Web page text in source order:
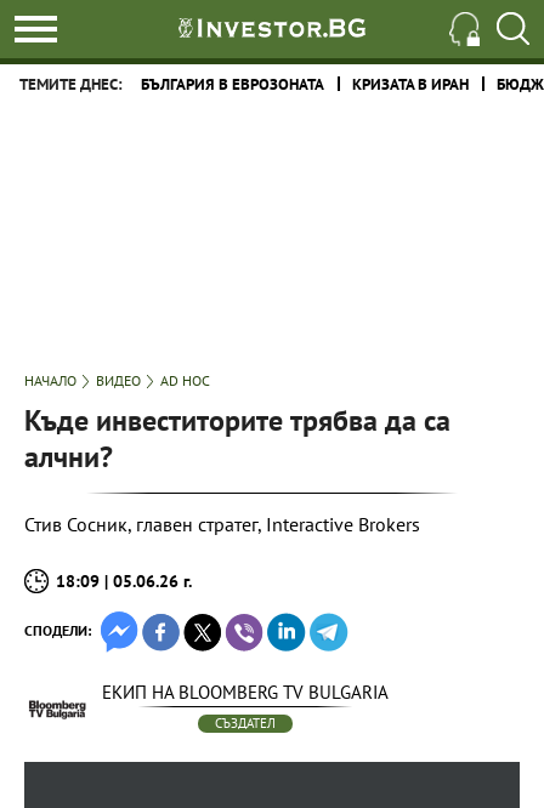
ТЕМИТЕ ДНЕС: БЪЛГАРИЯ В ЕВРОЗОНАТА КРИЗАТА В ИРАН
НАЧАЛО ВИДЕО AD HOC
Къде инвеститорите трябва да са
алчни?
Стив Сосник, главен стратег, Interactive Brokers
18:09 | 05.06.26 г.
СПОДЕЛИ:
ЕКИП НА BLOOMBERG TV BULGARIA
СЪЗДАТЕЛ